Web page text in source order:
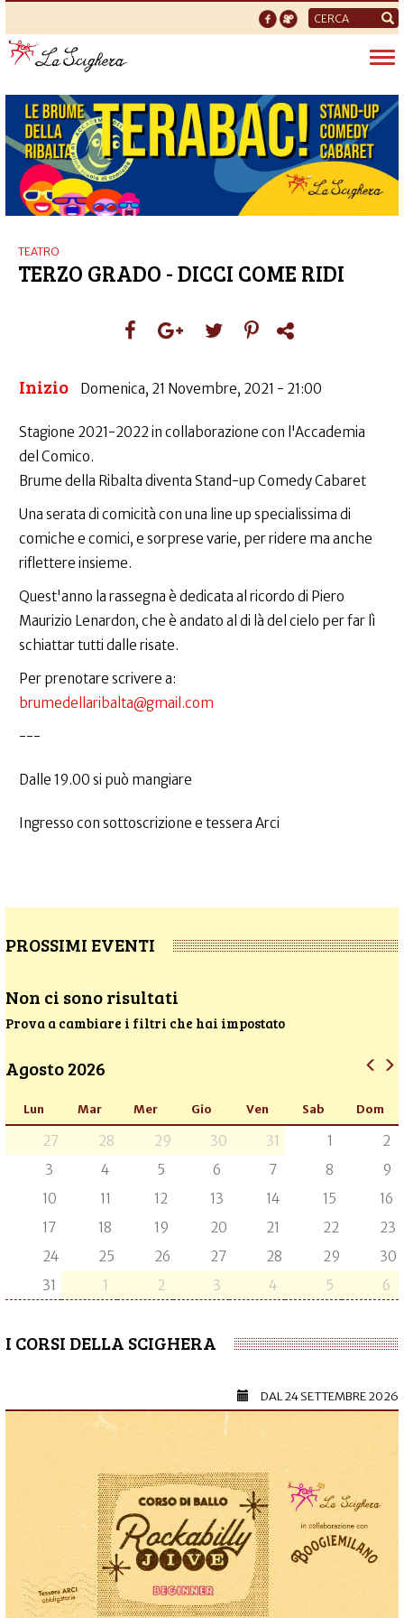
Form
di
ricerca
TEATRO
TERZO GRADO - DICCI COME RIDI
Inizio Domenica, 21 Novembre, 2021 - 21:00
Stagione 2021-2022 in collaborazione con l'Accademia
del Comico.
Brume della Ribalta diventa Stand-up Comedy Cabaret
Una serata di comicità con una line up specialissima di
comiche e comici, e sorprese varie, per ridere ma anche
riflettere insieme.
Quest'anno la rassegna è dedicata al ricordo di Piero
Maurizio Lenardon, che è andato al di là del cielo per far lì
schiattar tutti dalle risate.
Per prenotare scrivere a:
brumedellaribalta@gmail.com
---
Dalle 19.00 si può mangiare
Ingresso con sottoscrizione e tessera Arci
PROSSIMI EVENTI
Non ci sono risultati
Prova a cambiare i filtri che hai impostato
Agosto 2026
Lun Mar Mer Gio Ven Sab Dom
27 28 29 30 31 1
2
3
4 5 6 7 8
9
10
11 12 13 14 15
16
17
18 19 20 21 22
23
24
25 26 27 28 29
30
31
1 2 3 4 5 6
I CORSI DELLA SCIGHERA
DAL24 SETTEMBRE 2026